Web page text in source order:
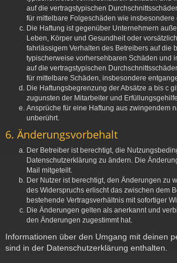
auf die vertragstypischen
für mittelbare Folgeschäden wie
Die Haftung ist gegenüber Unternehmern
Leben, Körper und Gesundheit oder
fahrlässigem Verhalten des Betreibers auf die
typischerweise vorhersehbaren Schäden und
auf die vertragstypischen
für mittelbare Schäden, insbesondere
Die Haftungsbegrenzung der Absätze a bis c
zugunsten der Mitarbeiter und
Ansprüche für eine Haftung aus zwingendem
unberührt.
6. Änderungsvorbehalt
Der Betreiber ist berechtigt, die
Datenschutzerklärung zu ändern. Die
Mail mitgeteilt.
Der Nutzer ist berechtigt, den Änderungen zu
des Widerspruchs erlischt das zwischen dem
bestehende Vertragsverhältnis mit sofortiger
Die Änderungen gelten als anerkannt und
den Änderungen zugestimmt hat.
Informationen über den Umgang mit deinen
sind in der Datenschutzerklärung enthalten.